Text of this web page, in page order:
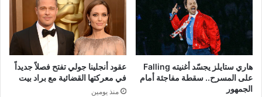
هاري ستايلز يجسّد أغنيته Falling
على المسرح.. سقطة مفاجئة أمام
الجمهور
عقود أنجلينا جولي تفتح فصلاً جديداً
في معركتها القضائية مع براد بيت
منذ يومين